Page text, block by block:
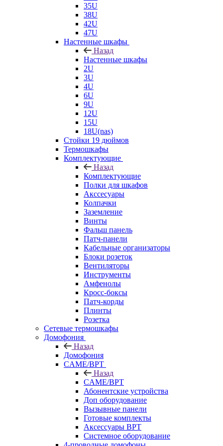
35U
38U
42U
47U
Настенные шкафы
Назад
Настенные шкафы
2U
3U
4U
6U
9U
12U
15U
18U(nas)
Стойки 19 дюймов
Термошкафы
Комплектующие
Назад
Комплектующие
Полки для шкафов
Акссесуары
Колпачки
Заземление
Винты
Фальш панель
Патч-панели
Кабельные организаторы
Блоки розеток
Вентиляторы
Инструменты
Амфенолы
Кросс-боксы
Патч-корды
Плинты
Розетка
Сетевые термошкафы
Домофония
Назад
Домофония
CAME/BPT
Назад
CAME/BPT
Абонентские устройства
Доп оборудование
Вызывные панели
Готовые комплекты
Аксессуары BPT
Системное оборудование